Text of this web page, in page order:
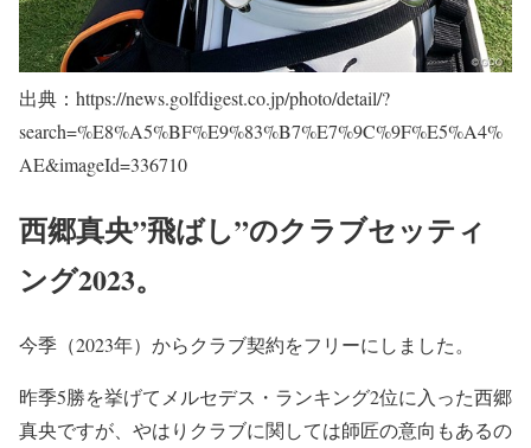
出典：https://news.golfdigest.co.jp/photo/detail/?
search=%E8%A5%BF%E9%83%B7%E7%9C%9F%E5%A4%
AE&imageId=336710
西郷真央”飛ばし”のクラブセッティ
ング2023。
今季（2023年）からクラブ契約をフリーにしました。
昨季5勝を挙げてメルセデス・ランキング2位に入った西郷
真央ですが、やはりクラブに関しては師匠の意向もあるの